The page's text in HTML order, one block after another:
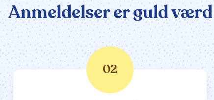
Anmeldelser er guld værd
02